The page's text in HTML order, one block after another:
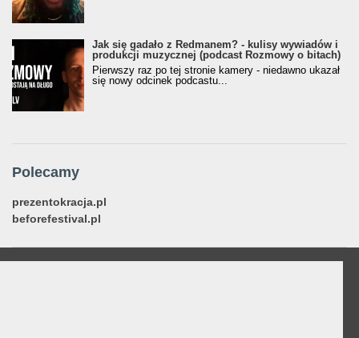
Jak się gadało z Redmanem? - kulisy wywiadów i
produkcji muzycznej (podcast Rozmowy o bitach)
Pierwszy raz po tej stronie kamery - niedawno ukazał
się nowy odcinek podcastu...
Polecamy
prezentokracja.pl
beforefestival.pl